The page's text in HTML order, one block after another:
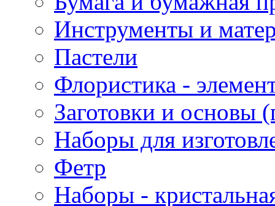
Инструменты и
Пастели
Флористика -
Заготовки и основы
Наборы для
Фетр
Наборы -